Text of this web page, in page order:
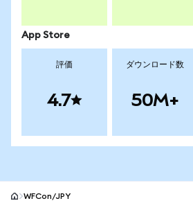
App Store
評価
4.7
ダウンロード数
50M+
WFCon/JPY